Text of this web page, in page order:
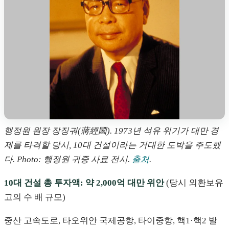
행정원 원장 장징궈(蔣經國). 1973년 석유 위기가 대만 경
제를 타격할 당시, 10대 건설이라는 거대한 도박을 주도했
다. Photo: 행정원 귀중 사료 전시. 출처.
10대 건설 총 투자액: 약 2,000억 대만 위안(당시 외환보유
고의 수 배 규모)
중산 고속도로, 타오위안 국제공항, 타이중항, 핵1·핵2 발